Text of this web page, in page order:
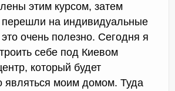
этим курсом, затем
на индивидуальные
очень полезно. Сегодня я
себе под Киевом
который будет
являться моим домом. Туда